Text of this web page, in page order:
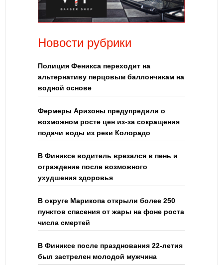
Новости рубрики
Полиция Феникса переходит на
альтернативу перцовым баллончикам на
водной основе
Фермеры Аризоны предупредили о
возможном росте цен из-за сокращения
подачи воды из реки Колорадо
В Финиксе водитель врезался в пень и
ограждение после возможного
ухудшения здоровья
В округе Марикопа открыли более 250
пунктов спасения от жары на фоне роста
числа смертей
В Финиксе после празднования 22-летия
был застрелен молодой мужчина